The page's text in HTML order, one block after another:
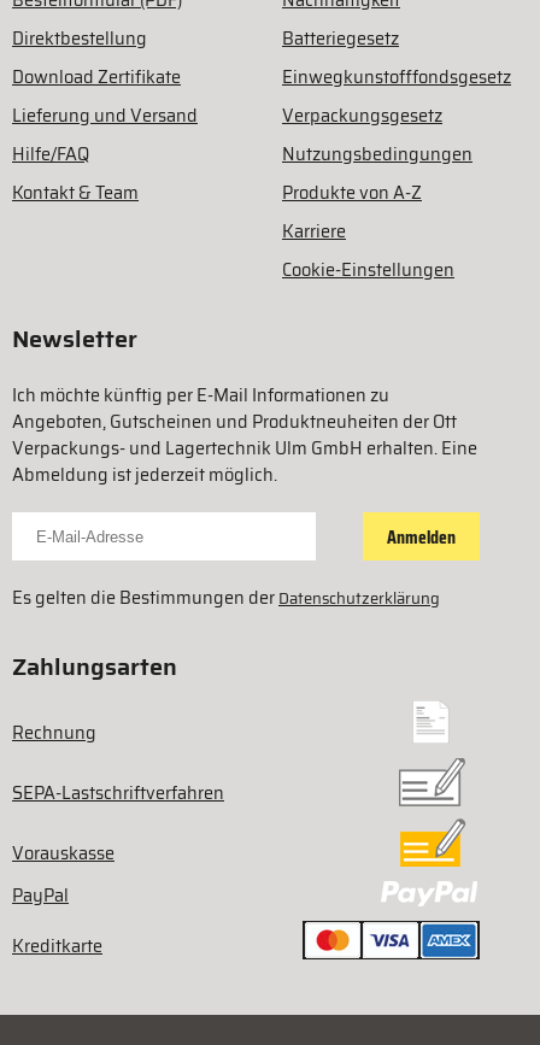
Direktbestellung
Download Zertifikate
Lieferung und Versand
Hilfe/FAQ
Kontakt & Team
Batteriegesetz
Einwegkunstofffondsgesetz
Verpackungsgesetz
Nutzungsbedingungen
Produkte von A-Z
Karriere
Cookie-Einstellungen
Newsletter
Ich möchte künftig per E-Mail Informationen zu
Angeboten, Gutscheinen und Produktneuheiten der Ott
Verpackungs- und Lagertechnik Ulm GmbH erhalten. Eine
Abmeldung ist jederzeit möglich.
Für Newsletter anmelden
Anmelden
Es gelten die Bestimmungen derDatenschutzerklärung
Zahlungsarten
Rechnung
SEPA-Lastschriftverfahren
Vorauskasse
PayPal
Kreditkarte